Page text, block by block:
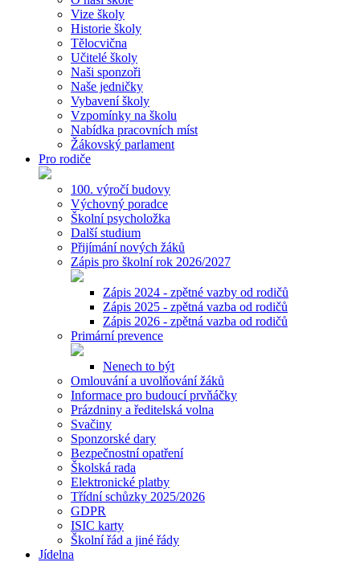
Vize školy
Historie školy
Tělocvična
Učitelé školy
Naši sponzoři
Naše jedničky
Vybavení školy
Vzpomínky na školu
Nabídka pracovních míst
Žákovský parlament
Pro rodiče
100. výročí budovy
Výchovný poradce
Školní psycholožka
Další studium
Přijímání nových žáků
Zápis pro školní rok 2026/2027
Zápis 2024 - zpětné vazby od rodičů
Zápis 2025 - zpětná vazba od rodičů
Zápis 2026 - zpětná vazba od rodičů
Primární prevence
Nenech to být
Omlouvání a uvolňování žáků
Informace pro budoucí prvňáčky
Prázdniny a ředitelská volna
Svačiny
Sponzorské dary
Bezpečnostní opatření
Školská rada
Elektronické platby
Třídní schůzky 2025/2026
GDPR
ISIC karty
Školní řád a jiné řády
Jídelna